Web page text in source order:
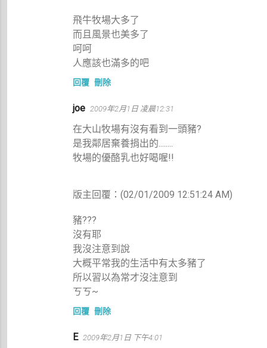
飛牛牧場大多了
而且風景也美多了
呵呵
人應該也滿多的吧
回覆 刪除
joe 2009年2月1日 凌晨12:31
在大山牧場有沒有看到一頭豬?
是我鄰居棄養捐出的........
牧場的優酪乳也好喝喔!!
版主回覆：(02/01/2009 12:51:24 AM)
豬???
沒有耶
我沒注意到說
大概平常我的生活中有太多豬了
所以習以為常才沒注意到
ㄎㄎ~
回覆 刪除
E 2009年2月1日 下午4:01